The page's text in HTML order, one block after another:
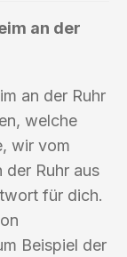
an der
an der Ruhr
welche
wir vom
der Ruhr aus
für dich.
Beispiel der